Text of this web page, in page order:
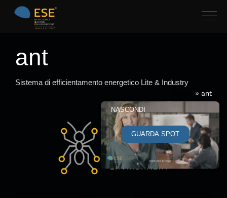
ant
Sistema di efficientamento energetico Lite & Industry
» ant
GUARDA SPOT
NASCONDI